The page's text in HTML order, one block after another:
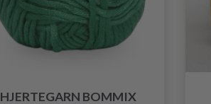
HJERTEGARN BOMMIX